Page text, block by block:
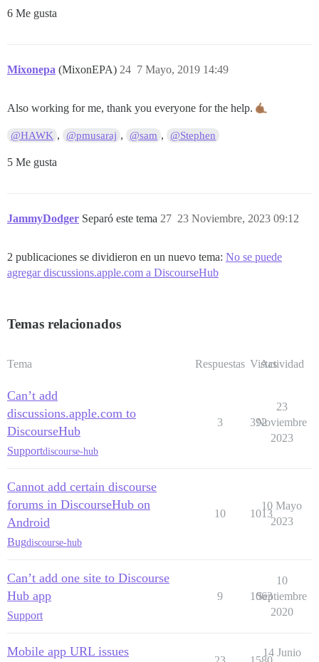
6 Me gusta
Mixonepa (MixonEPA) 7 Mayo, 2019 14:49
24
Also working for me, thank you everyone for the help.
@HAWK , @pmusaraj , @sam , @Stephen
5 Me gusta
JammyDodger Separó este tema 23 Noviembre, 2023 09:12
27
2 publicaciones se dividieron en un nuevo tema: No se puede
agregar discussions.apple.com a DiscourseHub
Temas relacionados
Tema Respuestas Vistas
Actividad
Can’t add
discussions.apple.com to
DiscourseHub
Supportdiscourse-hub
3 392
23
Noviembre
2023
Cannot add certain discourse
forums in DiscourseHub on
Android
Bugdiscourse-hub
10 1013
10 Mayo
2023
Can’t add one site to Discourse
Hub app
Support
9 1063
10
Septiembre
2020
Mobile app URL issues 14 Junio